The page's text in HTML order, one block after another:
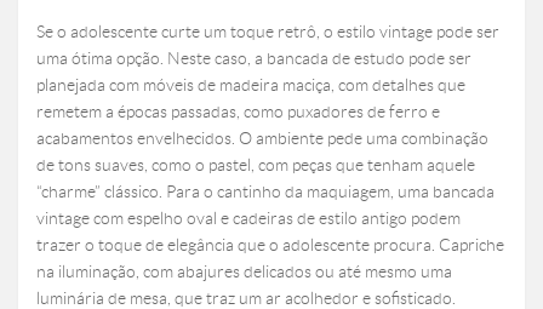
Se o adolescente curte um toque retrô, o estilo vintage pode ser
uma ótima opção. Neste caso, a bancada de estudo pode ser
planejada com móveis de madeira maciça, com detalhes que
remetem a épocas passadas, como puxadores de ferro e
acabamentos envelhecidos. O ambiente pede uma combinação
de tons suaves, como o pastel, com peças que tenham aquele
“charme” clássico. Para o cantinho da maquiagem, uma bancada
vintage com espelho oval e cadeiras de estilo antigo podem
trazer o toque de elegância que o adolescente procura. Capriche
na iluminação, com abajures delicados ou até mesmo uma
luminária de mesa, que traz um ar acolhedor e sofisticado.